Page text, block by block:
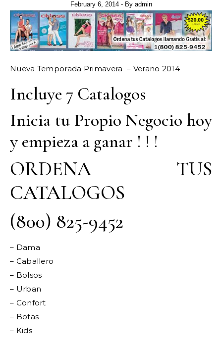
February 6, 2014 - By admin
Nueva Temporada Primavera – Verano 2014
Incluye 7 Catalogos
Inicia tu Propio Negocio hoy
y empieza a ganar ! ! !
ORDENA TUS
CATALOGOS
(800) 825-9452
– Dama
– Caballero
– Bolsos
– Urban
– Confort
– Botas
– Kids